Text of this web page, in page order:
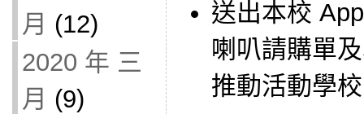
月 (12)
2020 年 三
月 (9)
送出本校
喇叭請購單
推動活動學